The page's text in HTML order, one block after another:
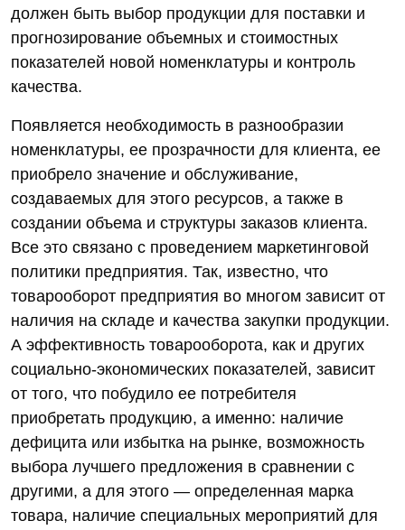
должен быть выбор продукции для поставки и
прогнозирование объемных и стоимостных
показателей новой номенклатуры и контроль
качества.
Появляется необходимость в разнообразии
номенклатуры, ее прозрачности для клиента, ее
приобрело значение и обслуживание,
создаваемых для этого ресурсов, а также в
создании объема и структуры заказов клиента.
Все это связано с проведением маркетинговой
политики предприятия. Так, известно, что
товарооборот предприятия во многом зависит от
наличия на складе и качества закупки продукции.
А эффективность товарооборота, как и других
социально-экономических показателей, зависит
от того, что побудило ее потребителя
приобретать продукцию, а именно: наличие
дефицита или избытка на рынке, возможность
выбора лучшего предложения в сравнении с
другими, а для этого — определенная марка
товара, наличие специальных мероприятий для